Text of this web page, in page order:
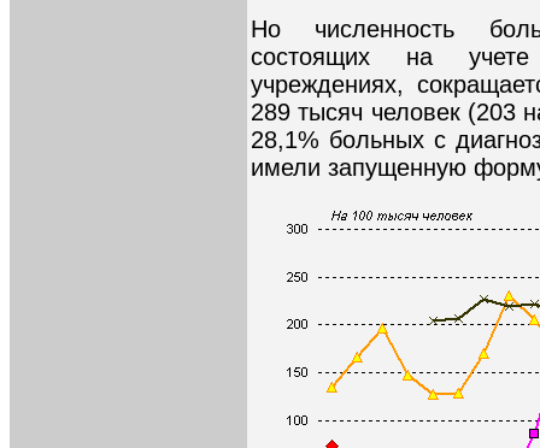
Но численность
состоящих на учете
учреждениях,
289 тысяч человек (203
28,1% больных с
имели запущенную